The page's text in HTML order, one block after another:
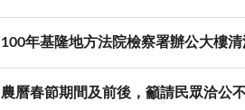
100年基隆地方法院檢察署辦公大樓
農曆春節期間及前後，籲請民眾洽公